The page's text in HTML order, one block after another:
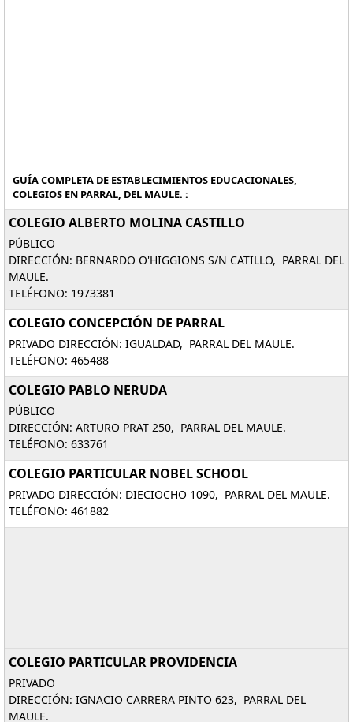
GUÍA COMPLETA DE ESTABLECIMIENTOS EDUCACIONALES,
COLEGIOS EN PARRAL, DEL MAULE. :
COLEGIO ALBERTO MOLINA CASTILLO
PÚBLICO
DIRECCIÓN: BERNARDO O'HIGGIONS S/N CATILLO, PARRAL DEL
MAULE.
TELÉFONO: 1973381
COLEGIO CONCEPCIÓN DE PARRAL
PRIVADO DIRECCIÓN: IGUALDAD, PARRAL DEL MAULE.
TELÉFONO: 465488
COLEGIO PABLO NERUDA
PÚBLICO
DIRECCIÓN: ARTURO PRAT 250, PARRAL DEL MAULE.
TELÉFONO: 633761
COLEGIO PARTICULAR NOBEL SCHOOL
PRIVADO DIRECCIÓN: DIECIOCHO 1090, PARRAL DEL MAULE.
TELÉFONO: 461882
COLEGIO PARTICULAR PROVIDENCIA
PRIVADO
DIRECCIÓN: IGNACIO CARRERA PINTO 623, PARRAL DEL
MAULE.